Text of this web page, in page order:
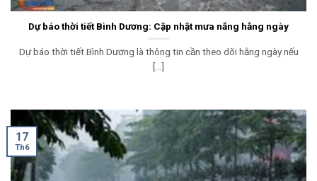
Dự báo thời tiết Bình Dương: Cập nhật mưa nắng hằng ngày
Dự báo thời tiết Bình Dương là thông tin cần theo dõi hằng ngày nếu
[...]
17
Th6